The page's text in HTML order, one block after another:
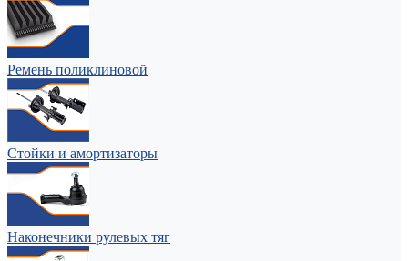
Ремень поликлиновой
Стойки и амортизаторы
Наконечники рулевых тяг